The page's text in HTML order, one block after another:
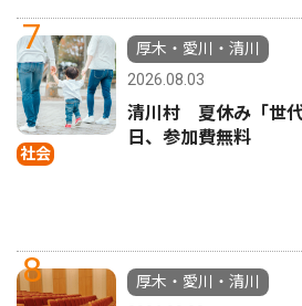
7
社会
厚木・愛川・清川
2026.08.03
清川村 夏休み「世
日、参加費無料
8
厚木・愛川・清川